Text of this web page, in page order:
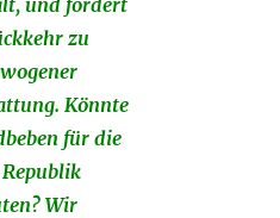
und fordert
zu
Könnte
für die
Wir